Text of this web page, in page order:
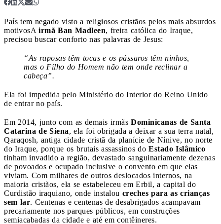
País tem negado visto a religiosos cristãos pelos mais absurdos
motivosA irmã Ban Madleen, freira católica do Iraque,
precisou buscar conforto nas palavras de Jesus:
“As raposas têm tocas e os pássaros têm ninhos,
mas o Filho do Homem não tem onde reclinar a
cabeça”.
Ela foi impedida pelo Ministério do Interior do Reino Unido
de entrar no país.
Em 2014, junto com as demais irmãs Dominicanas de Santa
Catarina de Siena, ela foi obrigada a deixar a sua terra natal,
Qaraqosh, antiga cidade cristã da planície de Nínive, no norte
do Iraque, porque os brutais assassinos do Estado Islâmico
tinham invadido a região, devastado sanguinariamente dezenas
de povoados e ocupado inclusive o convento em que elas
viviam. Com milhares de outros deslocados internos, na
maioria cristãos, ela se estabeleceu em Erbil, a capital do
Curdistão iraquiano, onde instalou creches para as crianças
sem lar. Centenas e centenas de desabrigados acampavam
precariamente nos parques públicos, em construções
semiacabadas da cidade e até em contêineres.